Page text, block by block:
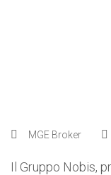
MGE Broker
Il Gruppo Nobis,